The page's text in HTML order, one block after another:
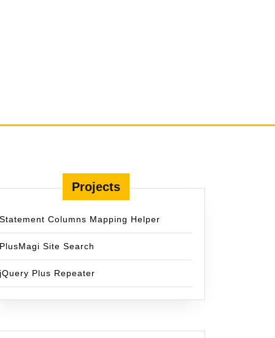
Projects
Statement Columns Mapping Helper
PlusMagi Site Search
jQuery Plus Repeater